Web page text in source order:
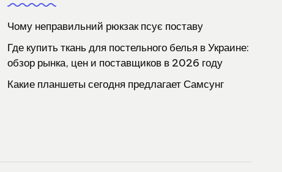
Чому неправильний рюкзак псує поставу
Где купить ткань для постельного белья в Украине:
обзор рынка, цен и поставщиков в 2026 году
Какие планшеты сегодня предлагает Самсунг